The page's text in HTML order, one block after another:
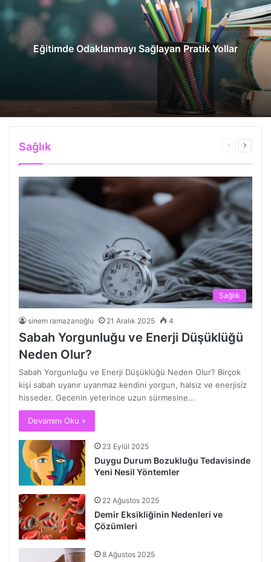
Eğitimde Odaklanmayı Sağlayan Pratik Yollar
Sağlık
ÖncekiSonraki
Sağlık
sinem ramazanoğlu 21 Aralık 2025 4
Sabah Yorgunluğu ve Enerji Düşüklüğü
Neden Olur?
Sabah Yorgunluğu ve Enerji Düşüklüğü Neden Olur? Birçok
kişi sabah uyanır uyanmaz kendini yorgun, halsiz ve enerjisiz
hisseder. Gecenin yeterince uzun sürmesine…
Devamını Oku »
23 Eylül 2025
Duygu Durum Bozukluğu Tedavisinde
Yeni Nesil Yöntemler
22 Ağustos 2025
Demir Eksikliğinin Nedenleri ve
Çözümleri
8 Ağustos 2025